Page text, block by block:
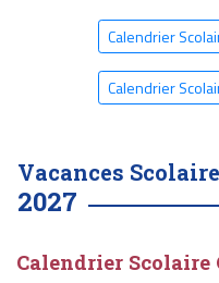
Calendrier
Calendrier
Vacances
2027
Calendrier Scolaire